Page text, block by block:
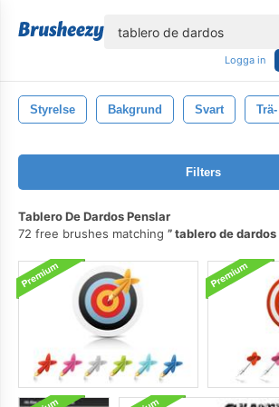
Logga in
Styrelse Bakgrund Svart Trä-
Filters
Tablero De Dardos Penslar
72 free brushes matching
tablero de dardos